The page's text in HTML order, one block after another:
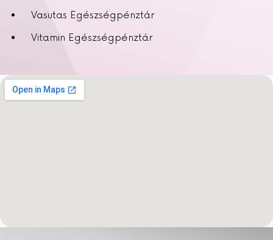
Vasutas Egészségpénztár
Vitamin Egészségpénztár